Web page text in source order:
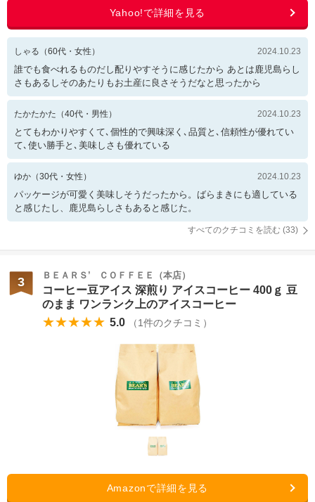
しゃる （60代・ 女性 ） 2024.10.23
誰でも食べれるものだし配りやすそうに感じたから あとは鹿児島らし
さもあるしそのあたりもお土産に良さそうだなと思ったから
たかたかた （40代・ 男性 ） 2024.10.23
とてもわかりやすくて､個性的で興味深く､品質と､信頼性が優れてい
て､使い勝手と､美味しさも優れている
ゆか （30代・ 女性 ） 2024.10.23
パッケージが可愛く美味しそうだったから。ばらまきにも適している
と感じたし、鹿児島らしさもあると感じた。
すべてのクチコミを読む (33)
3 ＢＥＡＲＳ’ ＣＯＦＦＥＥ（本店）
コーヒー豆アイス 深煎り アイスコーヒー 400ｇ 豆
のまま ワンランク上のアイスコーヒー
★★★★★ 5.0 （1件のクチコミ）